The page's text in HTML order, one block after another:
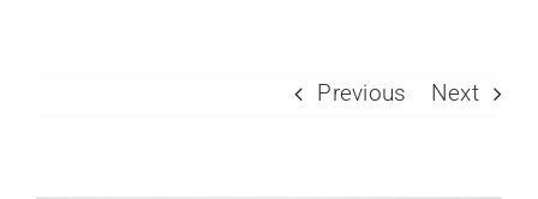
Previous Next